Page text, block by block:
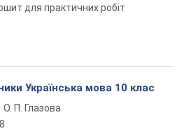
для практичних робіт
Українська мова 10 клас
О. П. Глазова